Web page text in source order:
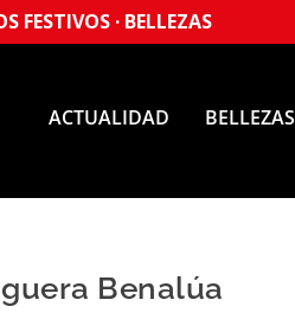
FESTIVOS · BELLEZAS
ACTUALIDAD BELLEZAS
Benalúa